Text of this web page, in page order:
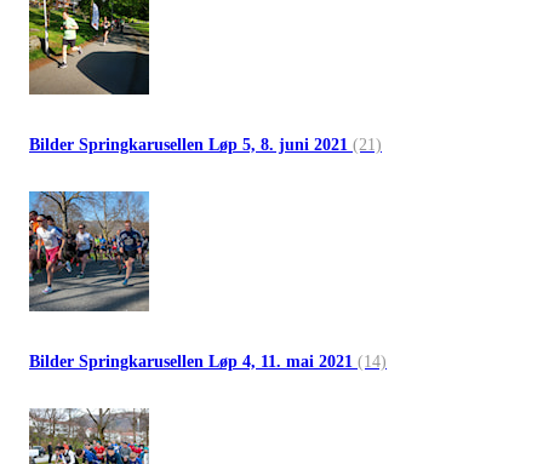
Bilder Springkarusellen Løp 5, 8. juni 2021 (21)
Bilder Springkarusellen Løp 4, 11. mai 2021 (14)